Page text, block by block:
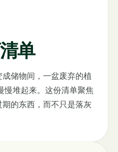
单
储物间，一盆废弃的植
慢堆起来。这份清单聚焦
的东西，而不只是落灰